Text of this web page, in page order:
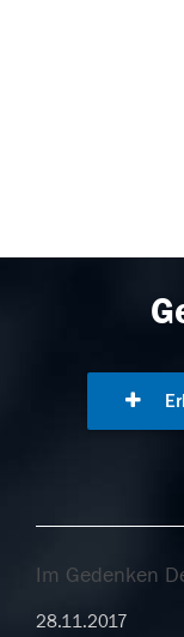
Im Gedenken
28.11.2017